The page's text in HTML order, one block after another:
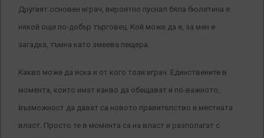
Другият основен играч, вероятно пуснал бяла бюлетина е
някой още по-добър търговец. Кой може да е, за мен е
загадка, тъмна като змеева пещера.
Какво може да иска и от кого този играч. Единствените в
момента, които имат какво да обещават и по-важното,
възможност да дават са новото правителство и местната
власт. Просто те в момента са на власт и разполагат с